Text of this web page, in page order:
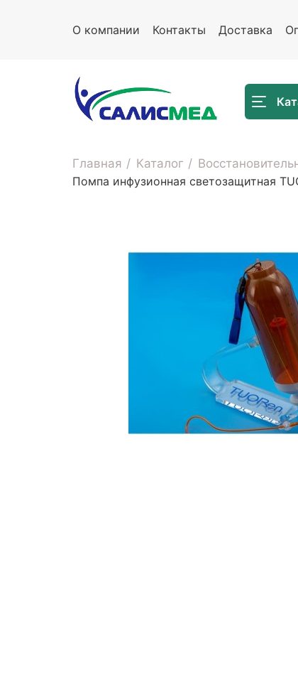
О компании Контакты Доставка
Главная Каталог
Помпа инфузионная светозащитная